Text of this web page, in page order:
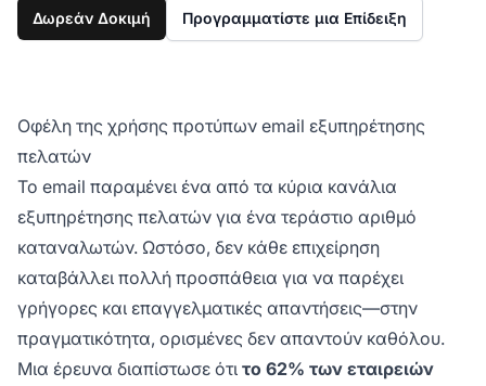
Δωρεάν Δοκιμή Προγραμματίστε μια Επίδειξη
Οφέλη της χρήσης προτύπων email εξυπηρέτησης
πελατών
Το email παραμένει ένα από τα κύρια κανάλια
εξυπηρέτησης πελατών για ένα τεράστιο αριθμό
καταναλωτών. Ωστόσο, δεν κάθε επιχείρηση
καταβάλλει πολλή προσπάθεια για να παρέχει
γρήγορες και επαγγελματικές απαντήσεις—στην
πραγματικότητα, ορισμένες δεν απαντούν καθόλου.
Μια έρευνα διαπίστωσε ότι το 62% των εταιρειών